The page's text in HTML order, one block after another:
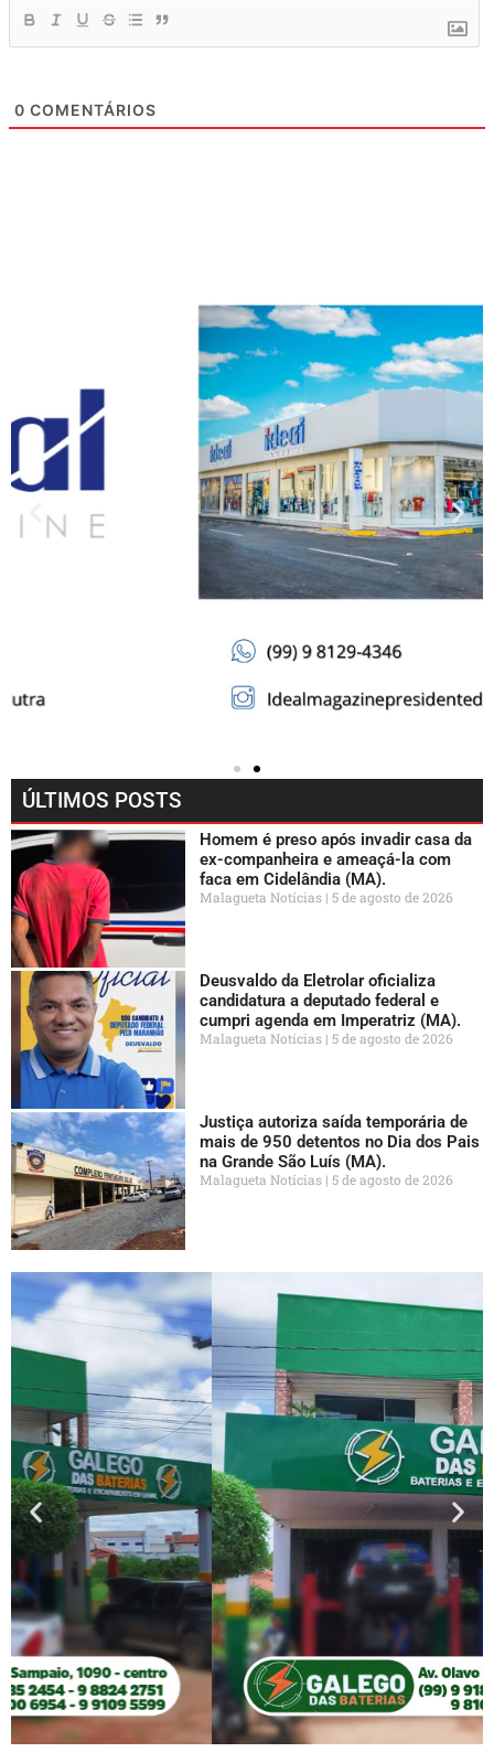
0 COMENTÁRIOS
ÚLTIMOS POSTS
Homem é preso após invadir casa da
ex-companheira e ameaçá-la com
faca em Cidelândia (MA).
Malagueta Notícias 5 de agosto de 2026
Deusvaldo da Eletrolar oficializa
candidatura a deputado federal e
cumpri agenda em Imperatriz (MA).
Malagueta Notícias 5 de agosto de 2026
Justiça autoriza saída temporária de
mais de 950 detentos no Dia dos Pais
na Grande São Luís (MA).
Malagueta Notícias 5 de agosto de 2026